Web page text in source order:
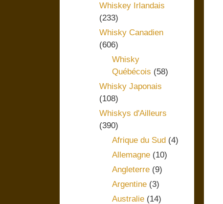
Whiskey Irlandais
(233)
Whisky Canadien
(606)
Whisky
Québécois (58)
Whisky Japonais
(108)
Whiskys d'Ailleurs
(390)
Afrique du Sud(4)
Allemagne(10)
Angleterre(9)
Argentine(3)
Australie(14)